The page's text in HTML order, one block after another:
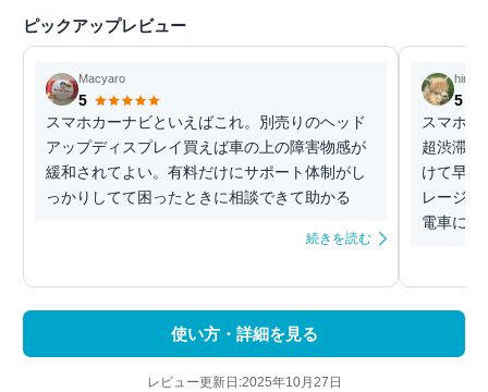
ピックアップレビュー
Macyaro
5
スマホカーナビといえばこれ。別売りのヘッド
アップディスプレイ買えば車の上の障害物感が
緩和されてよい。有料だけにサポート体制がし
っかりしてて困ったときに相談できて助かる
続きを読む
hirov
5
スマホ
超渋滞回
けて早く
レージ
電車に乗
使い方・詳細を見る
レビュー更新日:2025年10月27日